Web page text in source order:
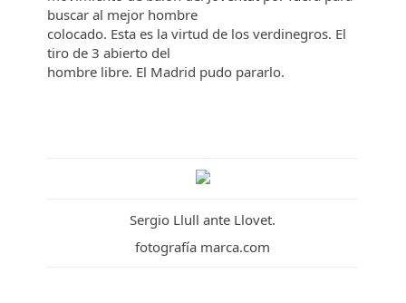
buscar al mejor hombre
colocado. Esta es la virtud de los verdinegros. El
tiro de 3 abierto del
hombre libre. El Madrid pudo pararlo.
Sergio Llull ante Llovet.
fotografía marca.com